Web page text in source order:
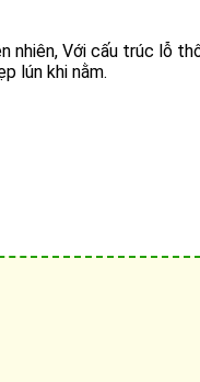
Với cấu trúc lỗ
lún khi nằm.